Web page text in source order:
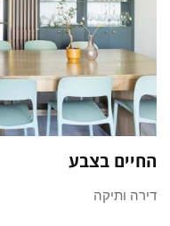
החיים בצבע
דירה ותיקה